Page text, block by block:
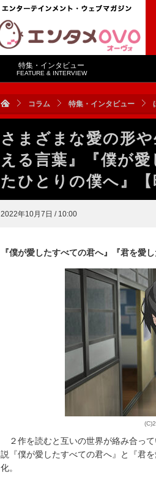
特集・インタビュー
FEATURE & INTERVIEW
コラム 特集・インタビュー
さまざまな愛の形
える言葉』『僕が
たひとりの僕へ』【
2022年10月7日 / 10:00
『僕が愛したすべての君へ』『君を愛
２作を読むと互いの世界が絡み合っ
説『僕が愛したすべての君へ』と『君
化。